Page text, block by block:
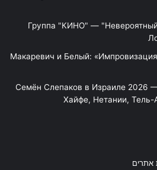
Группа "КИНО" —
Макаревич и Белый:
Семён Слепаков в Израиле 2026
Хайфе, Нетании, Тель-